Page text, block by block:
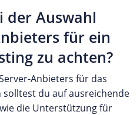
der Auswahl
für ein
zu achten?
Anbieters für das
du auf ausreichende
die Unterstützung für